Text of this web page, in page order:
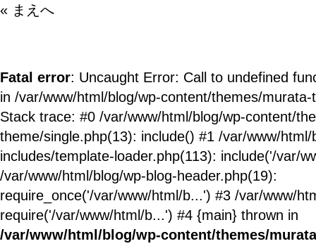
« まえへ
Fatal error: Uncaught Error: Call to undefined
in /var/www/html/blog/wp-content/themes/
Stack trace: #0 /var/www/html/blog/wp-content/
theme/single.php(13): include() #1 /var/www/html/
includes/template-loader.php(113): include('/var/
/var/www/html/blog/wp-blog-header.php(19):
require_once('/var/www/html/b...') #3 /var/www/
require('/var/www/html/b...') #4 {main} thrown in
/var/www/html/blog/wp-content/themes/